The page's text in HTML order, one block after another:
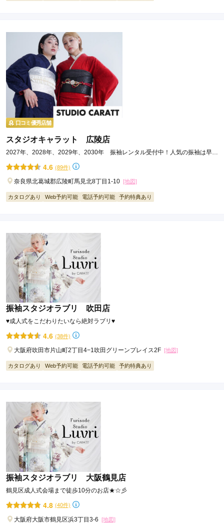
口コミ優秀店舗
スタジオキャラット 広陵店
2027年、2028年、2029年、2030年 振袖レンタル受付中！人気の振袖は早い
4.6 (89件)
奈良県北葛城郡広陵町馬見北8丁目1-10 [地図]
カタログあり Web予約可能 電話予約可能 予約特典あり
振袖スタジオラブリ 吹田店
♥成人式をこだわりたいなら絶対ラブリ♥
4.6 (38件)
大阪府吹田市片山町2丁目4−1吹田グリーンプレイス2F [地図]
カタログあり Web予約可能 電話予約可能 予約特典あり
振袖スタジオラブリ 大阪鶴見店
鶴見区成人式会場まで徒歩10分のお店★☆彡
4.8 (40件)
大阪府大阪市鶴見区浜3丁目3-6 [地図]